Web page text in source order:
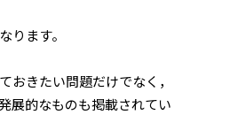
ります。
おきたい問題だけでなく，
展的なものも掲載されてい